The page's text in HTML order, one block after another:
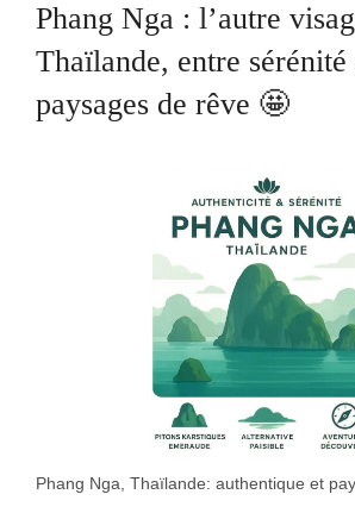
Phang Nga : l’autre
Thaïlande, entre sérénité
paysages de rêve 🤩
Phang Nga, Thaïlande: authentique et